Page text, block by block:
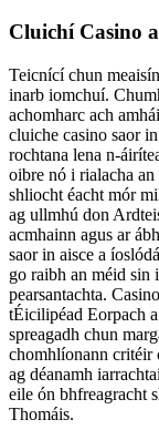
Cluichí Casino
Teicnící chun
inarb iomchuí.
achomharc ach
cluiche casino saor
rochtana lena n-
oibre nó i rialacha
shliocht éacht mór
ag ullmhú don
acmhainn agus ar
saor in aisce a
go raibh an méid sin
pearsantachta.
tÉicilipéad Eorpach
spreagadh chun
chomhlíonann critéir
ag déanamh
eile ón bhfreagracht
Thomáis.